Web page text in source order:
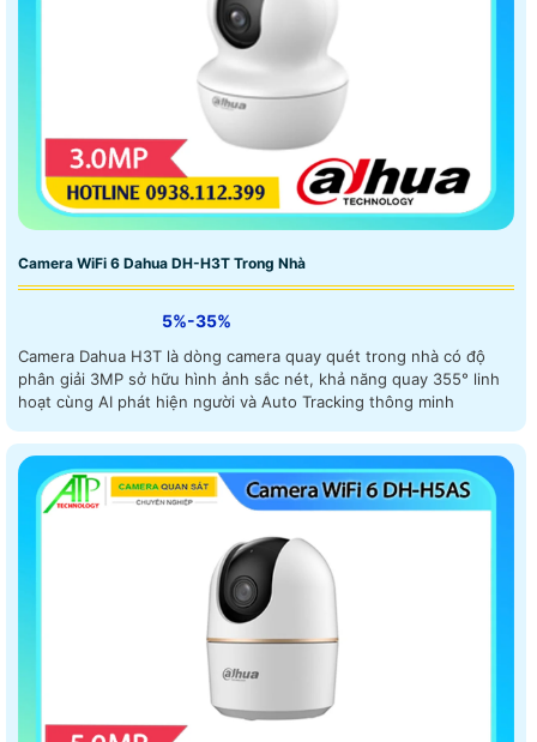
Camera WiFi 6 Dahua DH-H3T Trong Nhà
5%-35%
Camera Dahua H3T là dòng camera quay quét trong nhà có độ
phân giải 3MP sở hữu hình ảnh sắc nét, khả năng quay 355° linh
hoạt cùng AI phát hiện người và Auto Tracking thông minh